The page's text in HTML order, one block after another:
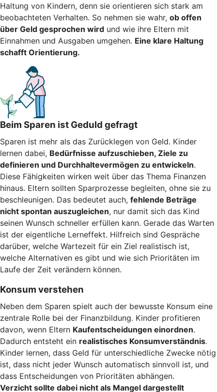
Haltung von Kindern, denn sie orientieren sich stark am
beobachteten Verhalten. So nehmen sie wahr, ob offen
über Geld gesprochen wird und wie ihre Eltern mit
Einnahmen und Ausgaben umgehen. Eine klare Haltung
schafft Orientierung.
Beim Sparen ist Geduld gefragt
Sparen ist mehr als das Zurücklegen von Geld. Kinder
lernen dabei, Bedürfnisse aufzuschieben, Ziele zu
definieren und Durchhaltevermögen zu entwickeln.
Diese Fähigkeiten wirken weit über das Thema Finanzen
hinaus. Eltern sollten Sparprozesse begleiten, ohne sie zu
beschleunigen. Das bedeutet auch, fehlende Beträge
nicht spontan auszugleichen, nur damit sich das Kind
seinen Wunsch schneller erfüllen kann. Gerade das Warten
ist der eigentliche Lerneffekt. Hilfreich sind Gespräche
darüber, welche Wartezeit für ein Ziel realistisch ist,
welche Alternativen es gibt und wie sich Prioritäten im
Laufe der Zeit verändern können.
Konsum verstehen
Neben dem Sparen spielt auch der bewusste Konsum eine
zentrale Rolle bei der Finanzbildung. Kinder profitieren
davon, wenn Eltern Kaufentscheidungen einordnen.
Dadurch entsteht ein realistisches Konsumverständnis.
Kinder lernen, dass Geld für unterschiedliche Zwecke nötig
ist, dass nicht jeder Wunsch automatisch sinnvoll ist, und
dass Entscheidungen von Prioritäten abhängen.
Verzicht sollte dabei nicht als Mangel dargestellt